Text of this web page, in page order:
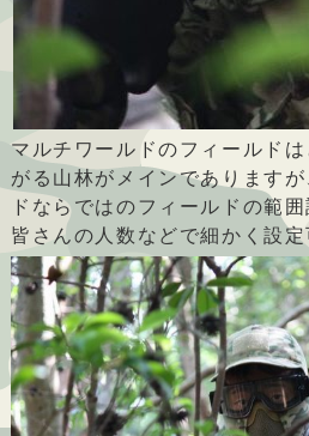
マルチワールドのフィールド
がる山林がメインであります
ドならではのフィールドの範
皆さんの人数などで細かく設定